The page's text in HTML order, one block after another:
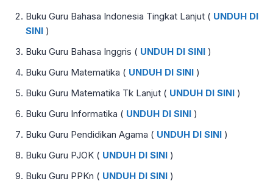
Buku Guru Bahasa Indonesia Tingkat Lanjut ( UNDUH DI
SINI )
Buku Guru Bahasa Inggris ( UNDUH DI SINI )
Buku Guru Matematika ( UNDUH DI SINI )
Buku Guru Matematika Tk Lanjut ( UNDUH DI SINI )
Buku Guru Informatika ( UNDUH DI SINI )
Buku Guru Pendidikan Agama ( UNDUH DI SINI )
Buku Guru PJOK ( UNDUH DI SINI )
Buku Guru PPKn ( UNDUH DI SINI )